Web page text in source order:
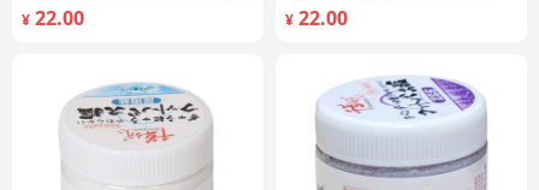
¥ 22.00 ¥ 22.00